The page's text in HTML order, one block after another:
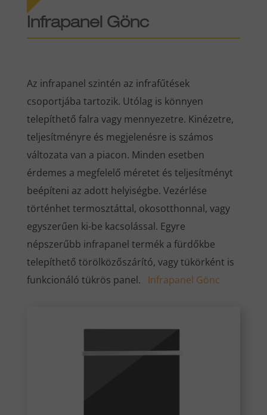
Infrapanel Gönc
Az infrapanel szintén az infrafűtések
csoportjába tartozik. Utólag is könnyen
telepíthető falra vagy mennyezetre. Kinézetre,
teljesítményre és megjelenésre is számos
változata van a piacon. Minden esetben
érdemes a megfelelő méretet és teljesítményt
beépíteni az adott helyiségbe. Vezérlése
történhet termosztáttal, okosotthonnal, vagy
egyszerűen ki-be kacsolással. Egyre
népszerűbb infrapanel termék a fürdőkbe
telepíthető törölközőszárító, vagy tükörként is
funkcionáló tükrös panel. Infrapanel Gönc